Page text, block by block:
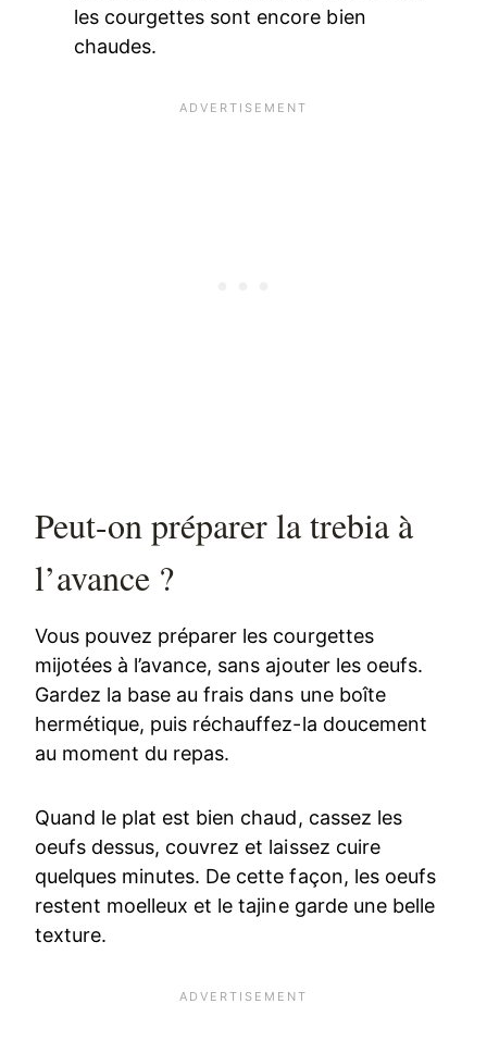
les courgettes sont encore bien
chaudes.
Peut-on préparer la trebia à
l’avance ?
Vous pouvez préparer les courgettes
mijotées à l’avance, sans ajouter les oeufs.
Gardez la base au frais dans une boîte
hermétique, puis réchauffez-la doucement
au moment du repas.
Quand le plat est bien chaud, cassez les
oeufs dessus, couvrez et laissez cuire
quelques minutes. De cette façon, les oeufs
restent moelleux et le tajine garde une belle
texture.